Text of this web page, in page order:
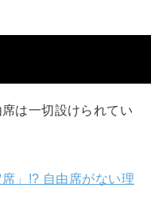
は一切設けられてい
」!? 自由席がない理